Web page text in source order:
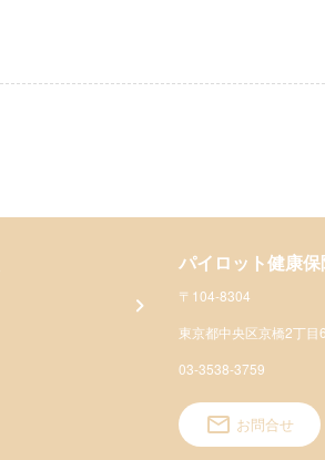
パイロット健康
〒104-8304
東京都中央区京橋2丁目
03-3538-3759
お問合せ